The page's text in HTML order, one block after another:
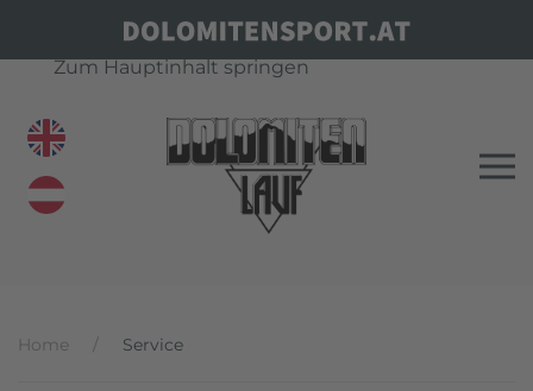
Zum Hauptinhalt springen
Home Service